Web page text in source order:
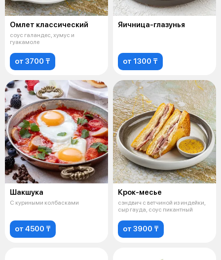
Омлет классический
соус галандес, хумус и
гуакамоле
от 3700 ₸
Яичница-глазунья
от 1300 ₸
Шакшука
С куриными колбасками
от 4500 ₸
Крок-месье
сэндвич с ветчиной из индейки,
сыр гауда, соус пикантный
от 3900 ₸